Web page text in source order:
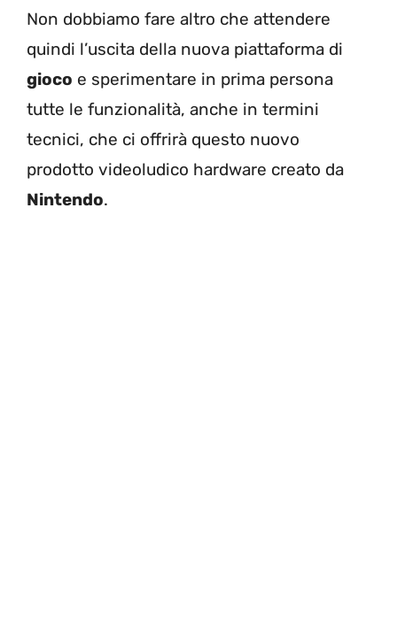
Non dobbiamo fare altro che attendere
quindi l’uscita della nuova piattaforma di
gioco e sperimentare in prima persona
tutte le funzionalità, anche in termini
tecnici, che ci offrirà questo nuovo
prodotto videoludico hardware creato da
Nintendo.